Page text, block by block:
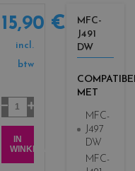
15,90 €
incl.
btw
Aantal
IN
WINKELWAGEN
MFC-
J491
DW
MET
MFC-
J497
DW
MFC-